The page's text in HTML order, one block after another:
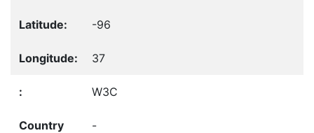
-96
37
W3C
-